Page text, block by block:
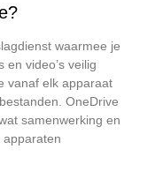
waarmee je
en video’s veilig
vanaf elk apparaat
OneDrive
samenwerking en
apparaten